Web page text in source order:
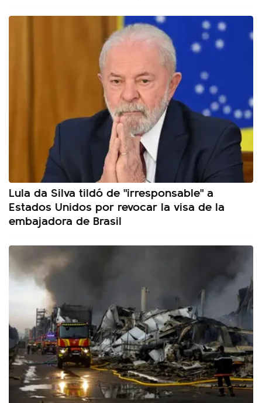
Lula da Silva tildó de "irresponsable" a
Estados Unidos por revocar la visa de la
embajadora de Brasil